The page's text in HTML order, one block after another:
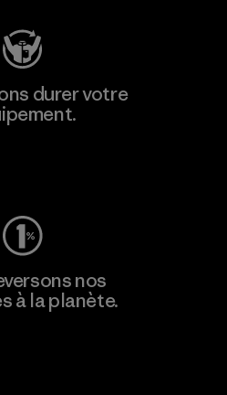
durer votre
nos
à la planète.